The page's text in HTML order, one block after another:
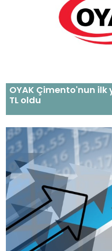
OYAK Çimento'nun ilk
TL oldu